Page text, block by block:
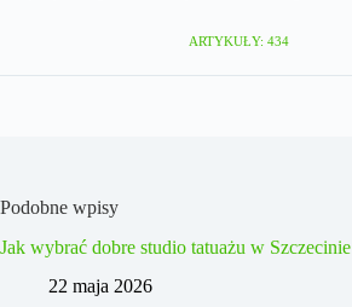
ARTYKUŁY: 434
Podobne wpisy
Jak wybrać dobre studio tatuażu w Szczecinie
22 maja 2026